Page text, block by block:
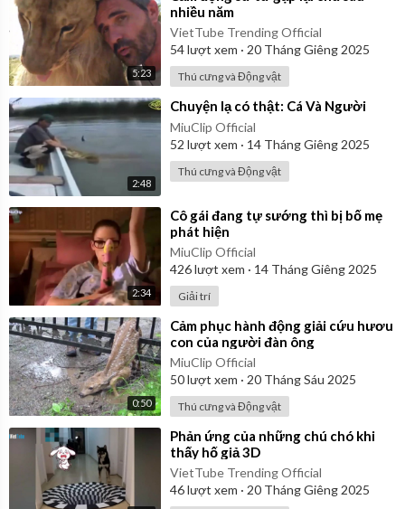
5:23
nhiều năm
VietTube Trending Official
54lượt xem · 20 Tháng Giêng 2025
Thú cưng và Động vật
2:48
⁣Chuyện lạ có thật: Cá Và Người
MiuClip Official
52 lượt xem · 14 Tháng Giêng 2025
Thú cưng và Động vật
2:34
⁣Cô gái đang tự sướng thì bị bố mẹ
phát hiện
MiuClip Official
426lượt xem · 14 Tháng Giêng 2025
Giải trí
0:50
⁣Cảm phục hành động giải cứu hươu
con của người đàn ông
MiuClip Official
50lượt xem · 20 Tháng Sáu 2025
Thú cưng và Động vật
⁣Phản ứng của những chú chó khi
thấy hố giả 3D
VietTube Trending Official
46lượt xem · 20 Tháng Giêng 2025